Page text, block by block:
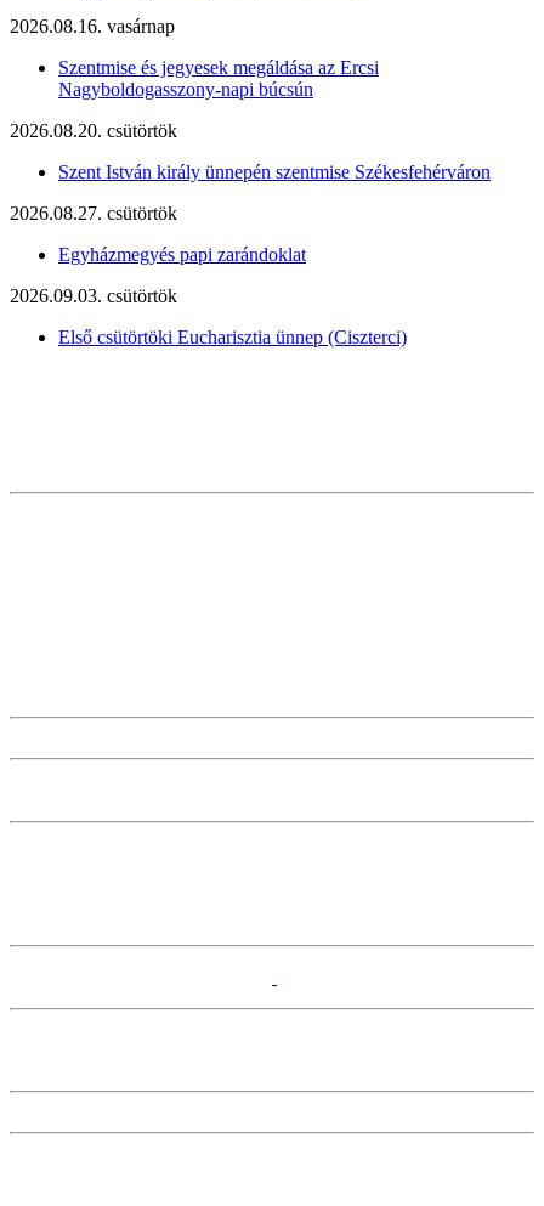
2026.08.16. vasárnap
Szentmise és jegyesek megáldása az Ercsi
Nagyboldogasszony-napi búcsún
2026.08.20. csütörtök
Szent István király ünnepén szentmise Székesfehérváron
2026.08.27. csütörtök
Egyházmegyés papi zarándoklat
2026.09.03. csütörtök
Első csütörtöki Eucharisztia ünnep (Ciszterci)